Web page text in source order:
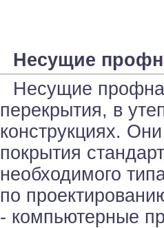
Несущие
Несущие
перекрытия, в
конструкциях.
покрытия
необходимого
по
- компьютерные